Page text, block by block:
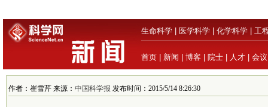
生命科学 医学科学 化学科学 工
首页 新闻 博客 院士 人才 会议
作者：崔雪芹 来源： 中国科学报 发布时间：2015/5/14 8:26:30